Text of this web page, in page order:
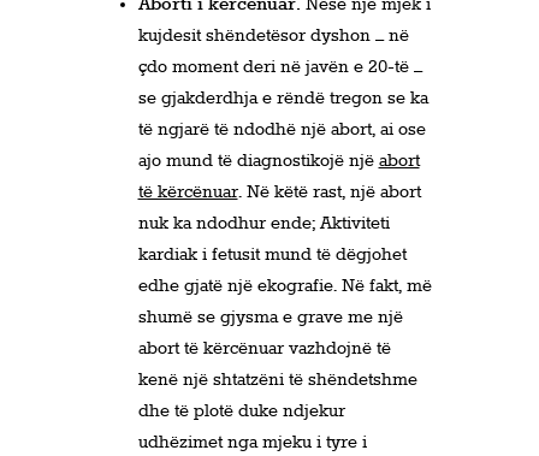
Aborti i kërcënuar. Nëse një mjek i
kujdesit shëndetësor dyshon – në
çdo moment deri në javën e 20-të –
se gjakderdhja e rëndë tregon se ka
të ngjarë të ndodhë një abort, ai ose
ajo mund të diagnostikojë një abort
të kërcënuar. Në këtë rast, një abort
nuk ka ndodhur ende; Aktiviteti
kardiak i fetusit mund të dëgjohet
edhe gjatë një ekografie. Në fakt, më
shumë se gjysma e grave me një
abort të kërcënuar vazhdojnë të
kenë një shtatzëni të shëndetshme
dhe të plotë duke ndjekur
udhëzimet nga mjeku i tyre i